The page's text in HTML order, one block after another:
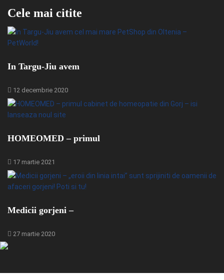
Cele mai citite
In Targu-Jiu avem
12 decembrie 2020
HOMEOMED – primul
17 martie 2021
Medicii gorjeni –
27 martie 2020